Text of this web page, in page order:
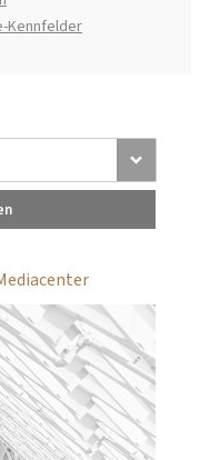
Kennfelder